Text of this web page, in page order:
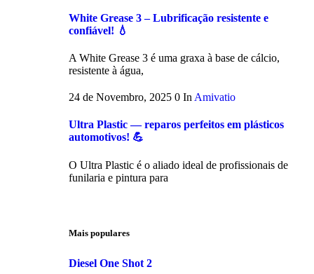
White Grease 3 – Lubrificação resistente e
confiável! 💧
A White Grease 3 é uma graxa à base de cálcio,
resistente à água,
24 de Novembro, 2025 0 In Amivatio
Ultra Plastic — reparos perfeitos em plásticos
automotivos! 💪
O Ultra Plastic é o aliado ideal de profissionais de
funilaria e pintura para
Mais populares
Diesel One Shot 2